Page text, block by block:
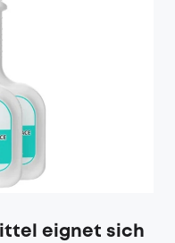
eignet sich